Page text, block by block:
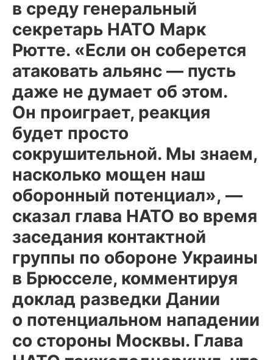
в среду генеральный
секретарь НАТО Марк
Рютте. «Если он соберется
атаковать альянс — пусть
даже не думает об этом.
Он проиграет, реакция
будет просто
сокрушительной. Мы знаем,
насколько мощен наш
оборонный потенциал», —
сказал глава НАТО во время
заседания контактной
группы по обороне Украины
в Брюсселе, комментируя
доклад разведки Дании
о потенциальном нападении
со стороны Москвы. Глава